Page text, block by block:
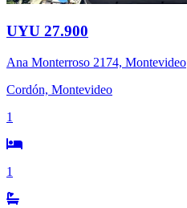
UYU 27.900
Ana Monterroso 2174, Montevideo
Cordón, Montevideo
1
1